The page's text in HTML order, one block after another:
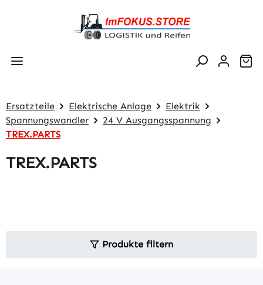
Zum Hauptinhalt springen
Ersatzteile Elektrische Anlage
Elektrik
Spannungswandler
24 V Ausgangsspannung
TREX.PARTS
TREX.PARTS
Produkte filtern